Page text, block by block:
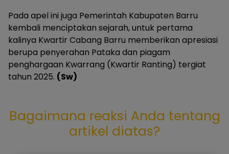
Pada apel ini juga Pemerintah Kabupaten Barru
kembali menciptakan sejarah, untuk pertama
kalinya Kwartir Cabang Barru memberikan apresiasi
berupa penyerahan Pataka dan piagam
penghargaan Kwarrang (Kwartir Ranting) tergiat
tahun 2025. (Sw)
Bagaimana reaksi Anda tentang
artikel diatas?